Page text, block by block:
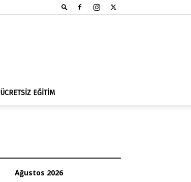
ÜCRETSİZ EĞİTİM
Ağustos 2026